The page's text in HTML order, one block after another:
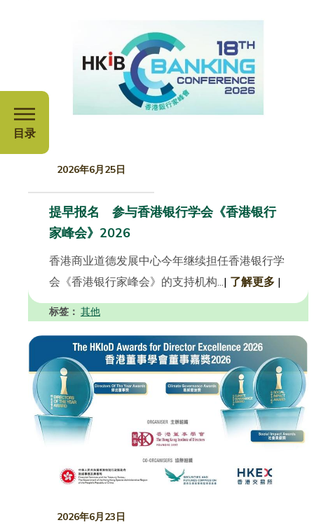
目录
2026年6月25日
提早报名 参与香港银行学会《香港银行
家峰会》2026
香港商业道德发展中心今年继续担任香港银行学
会《香港银行家峰会》的支持机构...| 了解更多 |
标签： 其他
2026年6月23日